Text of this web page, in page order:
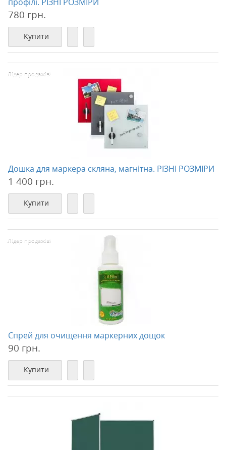
780 грн.
Купити
Лідер продажів!
Дошка для маркера скляна, магнітна. РІЗНІ РОЗМІРИ
1 400 грн.
Купити
Лідер продажів!
Спрей для очищення маркерних дощок
90 грн.
Купити